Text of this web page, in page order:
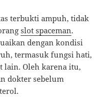
terbukti ampuh, tidak
slot spaceman.
dengan kondisi
termasuk fungsi hati,
lain. Oleh karena itu,
dokter sebelum